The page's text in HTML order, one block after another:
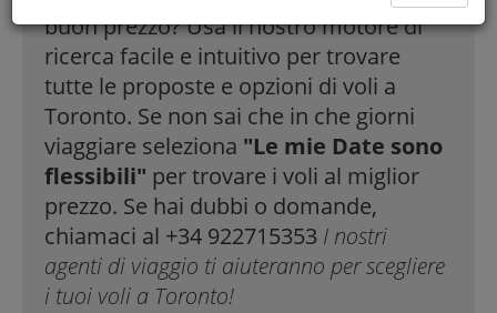
buon prezzo? Usa il nostro motore di
ricerca facile e intuitivo per trovare
tutte le proposte e opzioni di voli a
Toronto. Se non sai che in che giorni
viaggiare seleziona "Le mie Date sono
flessibili" per trovare i voli al miglior
prezzo. Se hai dubbi o domande,
chiamaci al +34 922715353 I nostri
agenti di viaggio ti aiuteranno per scegliere
i tuoi voli a Toronto!